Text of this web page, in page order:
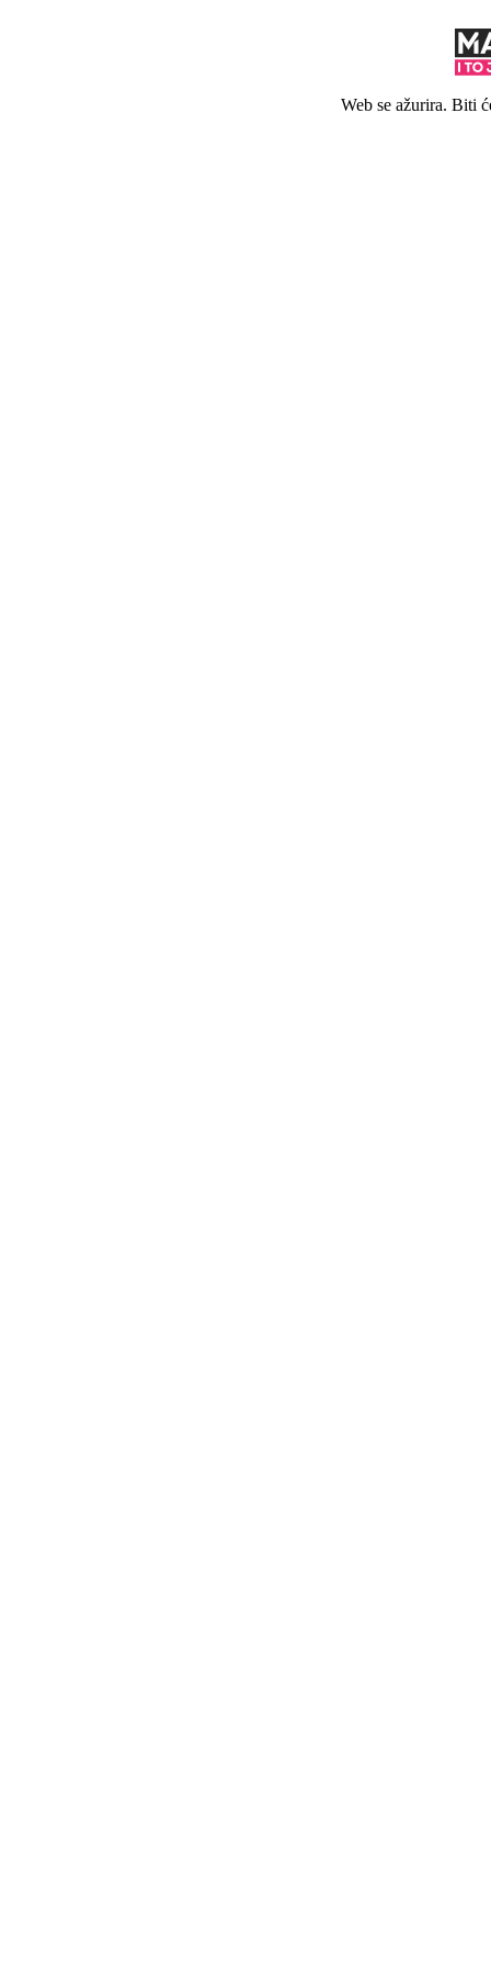
Web se ažurira. Biti